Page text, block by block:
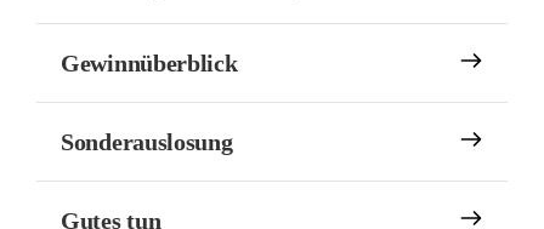
Gewinnüberblick
Sonderauslosung
Gutes tun